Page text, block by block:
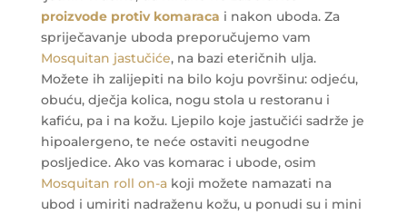
proizvode protiv komaraca i nakon uboda. Za
spriječavanje uboda preporučujemo vam
Mosquitan jastučiće, na bazi eteričnih ulja.
Možete ih zalijepiti na bilo koju površinu: odjeću,
obuću, dječja kolica, nogu stola u restoranu i
kafiću, pa i na kožu. Ljepilo koje jastučići sadrže je
hipoalergeno, te neće ostaviti neugodne
posljedice. Ako vas komarac i ubode, osim
Mosquitan roll on-akoji možete namazati na
ubod i umiriti nadraženu kožu, u ponudi su i mini